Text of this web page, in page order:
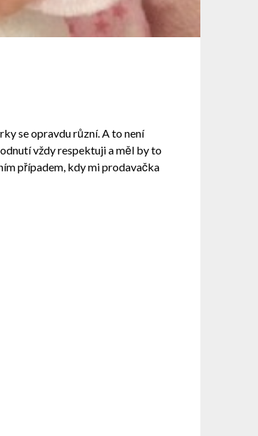
se opravdu různí. A to není
vždy respektuji a měl by to
případem, kdy mi prodavačka